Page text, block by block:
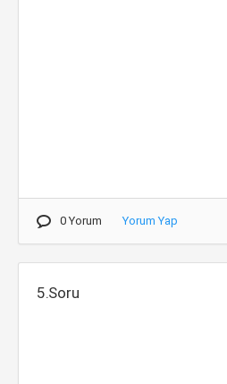
0 Yorum Yorum Yap
5.Soru